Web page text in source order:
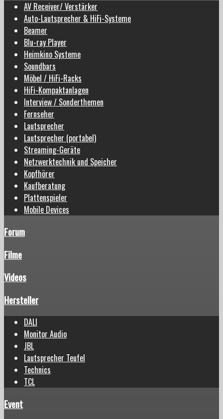
AV Receiver/ Verstärker
Auto-Lautsprecher & HiFi-Systeme
Beamer
Blu-ray Player
Heimkino Systeme
Soundbars
Möbel / HiFi-Racks
HiFi-Kompaktanlagen
Interview / Sonderthemen
Fernseher
Lautsprecher
Lautsprecher (portabel)
Streaming-Geräte
Netzwerktechnik und Speicher
Kopfhörer
Kaufberatung
Plattenspieler
Mobile Devices
Forum
Filme
Videos
Hersteller
DALI
Monitor Audio
JBL
Lautsprecher Teufel
Technics
TCL
Event